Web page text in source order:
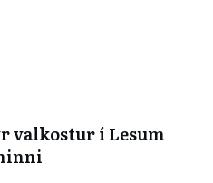
valkostur í Lesum